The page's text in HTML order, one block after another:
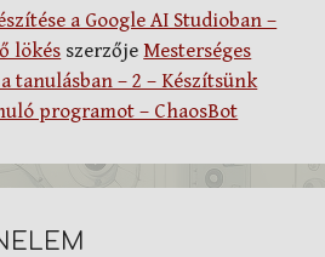
a Google AI Studioban –
lökés szerzőjeMesterséges
tanulásban – 2 – Készítsünk
programot – ChaosBot